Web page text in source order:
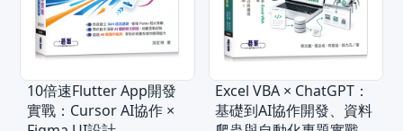
10倍速Flutter App開發
實戰：Cursor AI協作 ×
Excel VBA × ChatGPT：
基礎到AI協作開發、資料